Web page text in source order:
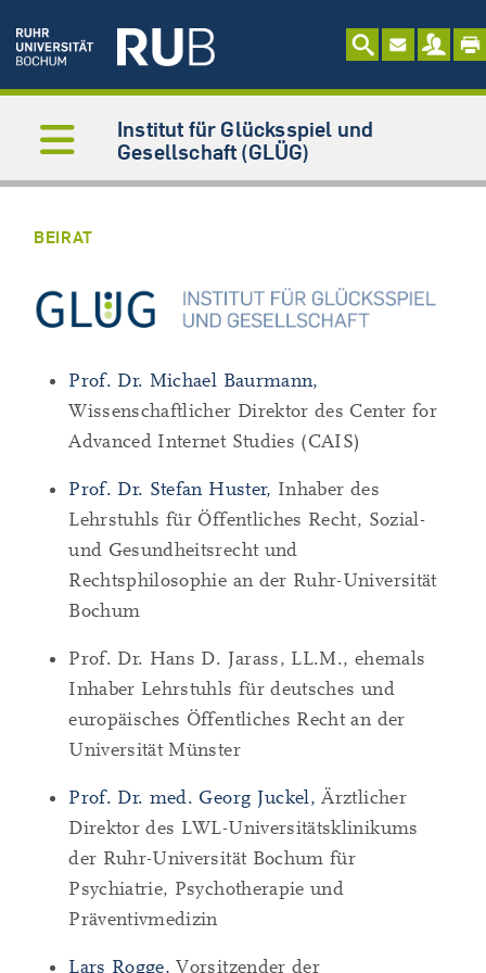
Institut für Glücksspiel und
Gesellschaft (GLÜG)
BEIRAT
Prof. Dr. Michael Baurmann,
Wissenschaftlicher Direktor des Center for
Advanced Internet Studies (CAIS)
Prof. Dr. Stefan Huster, Inhaber des
Lehrstuhls für Öffentliches Recht, Sozial-
und Gesundheitsrecht und
Rechtsphilosophie an der Ruhr-Universität
Bochum
Prof. Dr. Hans D. Jarass, LL.M., ehemals
Inhaber Lehrstuhls für deutsches und
europäisches Öffentliches Recht an der
Universität Münster
Prof. Dr. med. Georg Juckel, Ärztlicher
Direktor des LWL-Universitätsklinikums
der Ruhr-Universität Bochum für
Psychiatrie, Psychotherapie und
Präventivmedizin
Lars Rogge, Vorsitzender der